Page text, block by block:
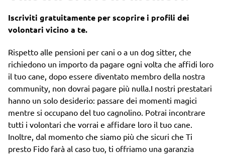
Iscriviti gratuitamente per scoprire i profili dei
volontari vicino a te.
Rispetto alle pensioni per cani o a un dog sitter, che
richiedono un importo da pagare ogni volta che affidi loro
il tuo cane, dopo essere diventato membro della nostra
community, non dovrai pagare più nulla.I nostri prestatari
hanno un solo desiderio: passare dei momenti magici
mentre si occupano del tuo cagnolino. Potrai incontrare
tutti i volontari che vorrai e affidare loro il tuo cane.
Inoltre, dal momento che siamo più che sicuri che Ti
presto Fido farà al caso tuo, ti offriamo una garanzia